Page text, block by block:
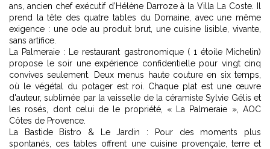
ans, ancien chef exécutif d’Hélène Darroze à la Villa La Coste. Il
prend la tête des quatre tables du Domaine, avec une même
exigence : une ode au produit brut, une cuisine lisible, vivante,
sans artifice.
La Palmeraie : Le restaurant gastronomique ( 1 étoile Michelin)
propose le soir une expérience confidentielle pour vingt cinq
convives seulement. Deux menus haute couture en six temps,
où le végétal du potager est roi. Chaque plat est une œuvre
d'auteur, sublimée par la vaisselle de la céramiste Sylvie Gélis et
les rosés, dont celui de le propriété, « La Palmeraie », AOC
Côtes de Provence.
La Bastide Bistro & Le Jardin : Pour des moments plus
spontanés, ces tables offrent une cuisine provençale, terre et